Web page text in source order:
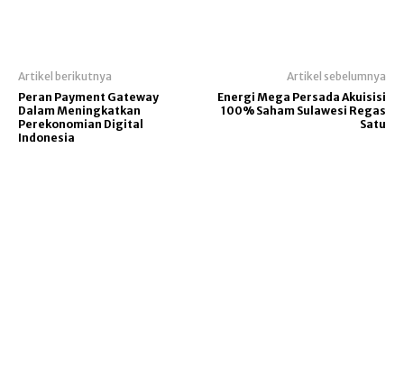
Artikel berikutnya
Peran Payment Gateway
Dalam Meningkatkan
Perekonomian Digital
Indonesia
Artikel sebelumnya
Energi Mega Persada Akuisisi
100% Saham Sulawesi Regas
Satu